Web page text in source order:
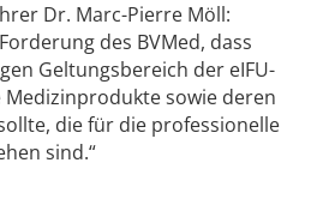
Dr. Marc-Pierre Möll:
des BVMed, dass
Geltungsbereich der eIFU-
sowie deren
die für die professionelle
sind.“